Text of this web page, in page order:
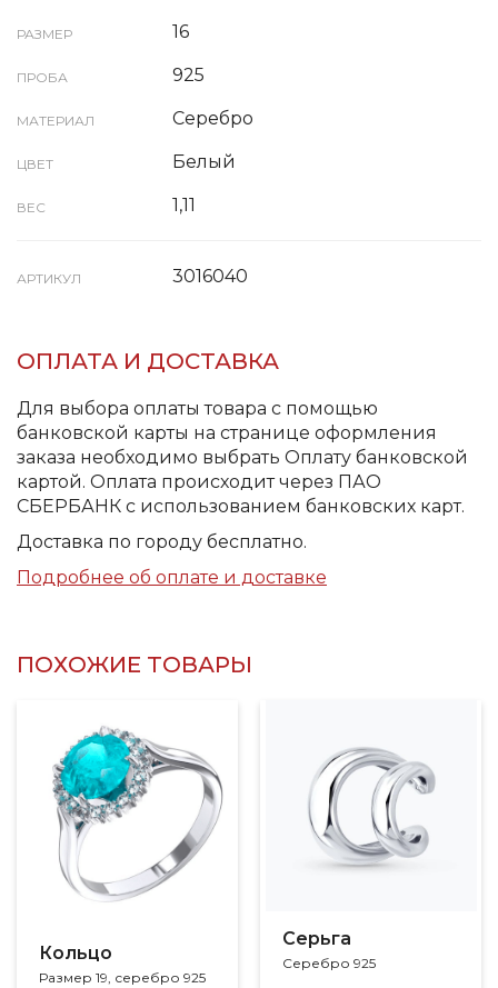
РАЗМЕР 16
ПРОБА 925
МАТЕРИАЛ Серебро
ЦВЕТ Белый
ВЕС 1,11
АРТИКУЛ 3016040
ОПЛАТА И ДОСТАВКА
Для выбора оплаты товара с помощью
банковской карты на странице оформления
заказа необходимо выбрать Оплату банковской
картой. Оплата происходит через ПАО
СБЕРБАНК с использованием банковских карт.
Доставка по городу бесплатно.
Подробнее об оплате и доставке
ПОХОЖИЕ ТОВАРЫ
Кольцо
Размер 19, серебро 925
Серьга
Серебро 925